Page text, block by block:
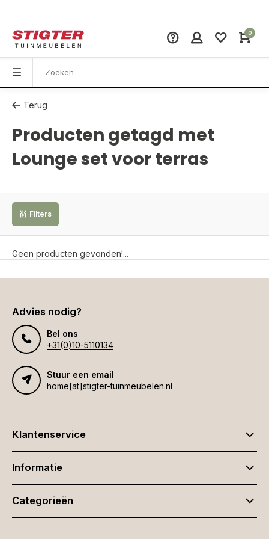
0
Terug
Producten getagd met
Lounge set voor terras
Filters
Geen producten gevonden!...
Advies nodig?
Bel ons
+31(0)10-5110134
Stuur een email
home[at]stigter-tuinmeubelen.nl
Klantenservice
Informatie
Categorieën